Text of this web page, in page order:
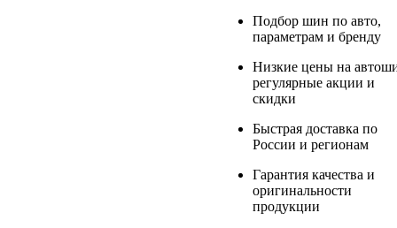
Подбор шин по авто,
параметрам и бренду
Низкие цены на
регулярные акции и
скидки
Быстрая доставка по
России и регионам
Гарантия качества и
оригинальности
продукции